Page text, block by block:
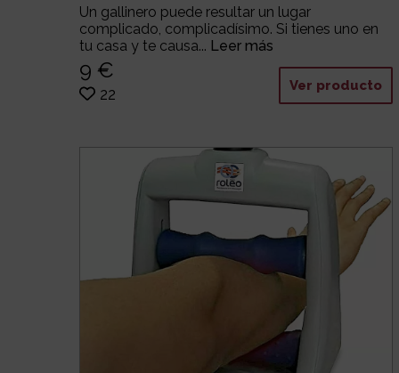
Un gallinero puede resultar un lugar
complicado, complicadísimo. Si tienes uno en
tu casa y te causa... Leer más
9 €
22 Ver producto